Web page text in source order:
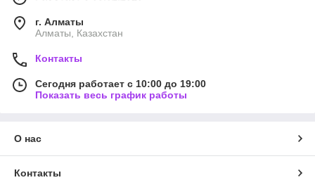
г. Алматы
Алматы, Казахстан
Контакты
Сегодня работает с 10:00 до 19:00
Показать весь график работы
О нас
Контакты